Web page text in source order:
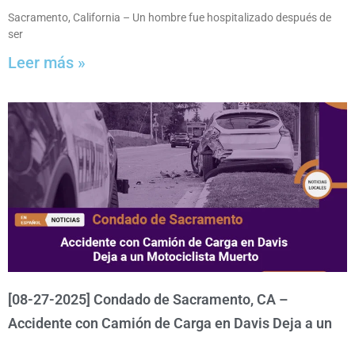
Sacramento, California – Un hombre fue hospitalizado después de
ser
Leer más »
[08-27-2025] Condado de Sacramento, CA –
Accidente con Camión de Carga en Davis Deja a un